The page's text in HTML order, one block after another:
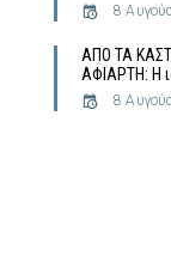
8
ΑΠΟ ΤΑ
ΑΦΙΑΡΤΗ: Η
8